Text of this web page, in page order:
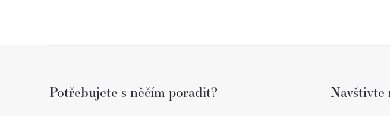
Potřebujete s něčím poradit? Navštivte